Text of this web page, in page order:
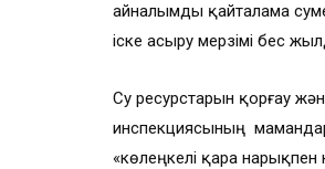
айналымды қайталама
іске асыру мерзімі бес
Су ресурстарын қорғау
инспекциясының
«көлеңкелі қара